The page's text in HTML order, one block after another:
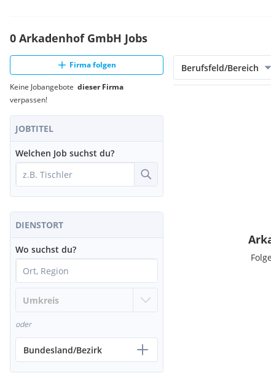
0 Arkadenhof GmbH Jobs
Firma folgen
Keine Jobangebote dieser Firma
verpassen!
JOBTITEL
Welchen Job suchst du?
DIENSTORT
Wo suchst du?
oder
Bundesland/Bezirk
Berufsfeld/Bereich